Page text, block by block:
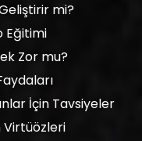
mi?
Eğitimi
Zor mu?
İçin Tavsiyeler
Virtüözleri